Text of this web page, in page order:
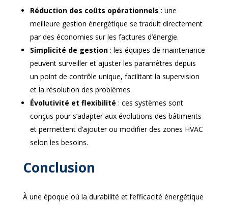
Réduction des coûts opérationnels : une
meilleure gestion énergétique se traduit directement
par des économies sur les factures d’énergie.
Simplicité de gestion: les équipes de maintenance
peuvent surveiller et ajuster les paramètres depuis
un point de contrôle unique, facilitant la supervision
et la résolution des problèmes.
Évolutivité et flexibilité : ces systèmes sont
conçus pour s’adapter aux évolutions des bâtiments
et permettent d’ajouter ou modifier des zones HVAC
selon les besoins.
Conclusion
À une époque où la durabilité et l’efficacité énergétique